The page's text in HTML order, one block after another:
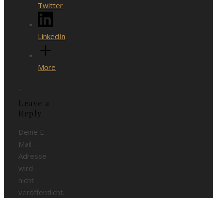
Twitter
LinkedIn
More
Leave a
Reply
Deine E-
Mail-
Adresse
wird
nicht
veröffentlicht.